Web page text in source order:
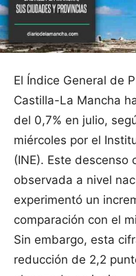
El Índice General de
Castilla-La Mancha
del 0,7% en julio,
miércoles por el
(INE). Este descenso
observada a nivel
experimentó un
comparación con el
Sin embargo, esta
reducción de 2,2